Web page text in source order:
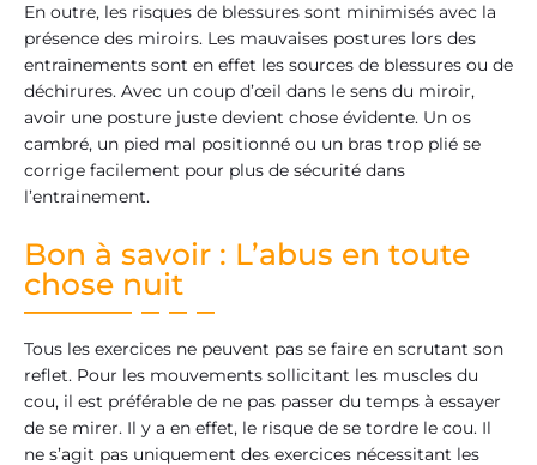
En outre, les risques de blessures sont minimisés avec la
présence des miroirs. Les mauvaises postures lors des
entrainements sont en effet les sources de blessures ou de
déchirures. Avec un coup d’œil dans le sens du miroir,
avoir une posture juste devient chose évidente. Un os
cambré, un pied mal positionné ou un bras trop plié se
corrige facilement pour plus de sécurité dans
l’entrainement.
Bon à savoir : L’abus en toute
chose nuit
Tous les exercices ne peuvent pas se faire en scrutant son
reflet. Pour les mouvements sollicitant les muscles du
cou, il est préférable de ne pas passer du temps à essayer
de se mirer. Il y a en effet, le risque de se tordre le cou. Il
ne s’agit pas uniquement des exercices nécessitant les